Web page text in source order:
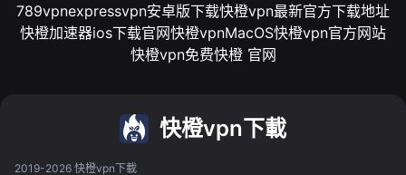
789vpnexpressvpn安卓版下载快橙vpn最新官方下载地址
快橙加速器ios下载官网快橙vpnMacOS快橙vpn官方网站
快橙vpn免费快橙 官网
快橙vpn下載
2019-2026 快橙vpn下載